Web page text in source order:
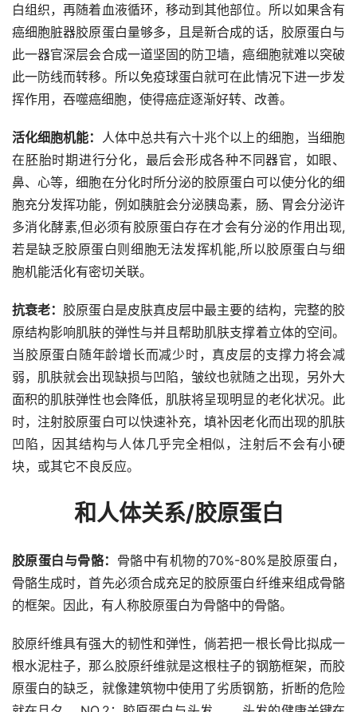
白组织，再随着血液循环，移动到其他部位。所以如果含有
癌细胞脏器胶原蛋白量够多，且是新合成的话，胶原蛋白与
此一器官深层会合成一道坚固的防卫墙，癌细胞就难以突破
此一防线而转移。所以免疫球蛋白就可在此情况下进一步发
挥作用，吞噬癌细胞，使得癌症逐渐好转、改善。
活化细胞机能：
人体中总共有六十兆个以上的细胞，当细胞
在胚胎时期进行分化，最后会形成各种不同器官，如眼、
鼻、心等，细胞在分化时所分泌的胶原蛋白可以使分化的细
胞充分发挥功能，例如胰脏会分泌胰岛素，肠、胃会分泌许
多消化酵素,但必须有胶原蛋白存在才会有分泌的作用出现,
若是缺乏胶原蛋白则细胞无法发挥机能,所以胶原蛋白与细
胞机能活化有密切关联。
抗衰老： 胶原蛋白是皮肤真皮层中最主要的结构，完整的胶
原结构影响肌肤的弹性与并且帮助肌肤支撑着立体的空间。
当胶原蛋白随年龄增长而减少时，真皮层的支撑力将会减
弱，肌肤就会出现缺损与凹陷，皱纹也就随之出现，另外大
面积的肌肤弹性也会降低，肌肤将呈现明显的老化状况。此
时，注射胶原蛋白可以快速补充，填补因老化而出现的肌肤
凹陷，因其结构与人体几乎完全相似，注射后不会有小硬
块，或其它不良反应。
和人体关系/胶原蛋白
胶原蛋白与骨骼： 骨骼中有机物的70%-80%是胶原蛋白，
骨骼生成时，首先必须合成充足的胶原蛋白纤维来组成骨骼
的框架。因此，有人称胶原蛋白为骨骼中的骨骼。
胶原纤维具有强大的韧性和弹性，倘若把一根长骨比拟成一
根水泥柱子，那么胶原纤维就是这根柱子的钢筋框架，而胶
原蛋白的缺乏，就像建筑物中使用了劣质钢筋，折断的危险